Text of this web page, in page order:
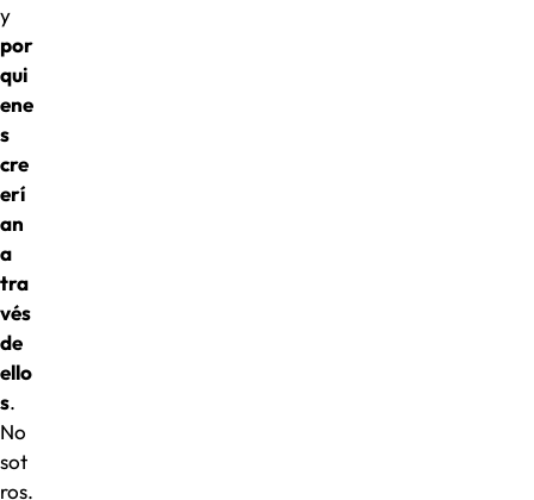
y
por
qui
ene
s
cre
erí
an
a
tra
vés
de
ello
s.
No
sot
ros.